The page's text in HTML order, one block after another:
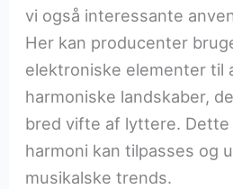
vi også interessante
Her kan producenter
elektroniske elementer til
harmoniske landskaber,
bred vifte af lyttere. Dette
harmoni kan tilpasses og
musikalske trends.